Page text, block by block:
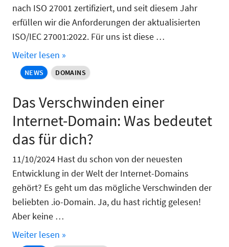
nach ISO 27001 zertifiziert, und seit diesem Jahr
erfüllen wir die Anforderungen der aktualisierten
ISO/IEC 27001:2022. Für uns ist diese …
Weiter lesen »
NEWS DOMAINS
Das Verschwinden einer
Internet-Domain: Was bedeutet
das für dich?
11/10/2024 Hast du schon von der neuesten
Entwicklung in der Welt der Internet-Domains
gehört? Es geht um das mögliche Verschwinden der
beliebten .io-Domain. Ja, du hast richtig gelesen!
Aber keine …
Weiter lesen »